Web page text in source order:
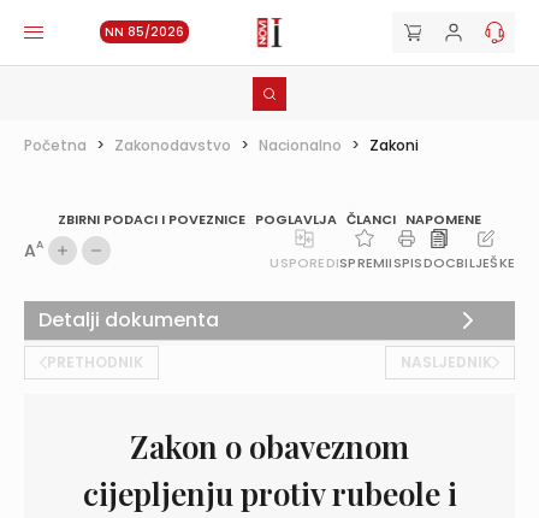
NN 85/2026
Početna > Zakonodavstvo > Nacionalno > Zakoni
ZBIRNI PODACI I POVEZNICE POGLAVLJA ČLANCI NAPOMENE
AA
USPOREDISPREMIISPISDOCBILJEŠKE
PRETHODNIK NASLJEDNIK
Zakon o obaveznom
cijepljenju protiv rubeole i
Detalji dokumenta